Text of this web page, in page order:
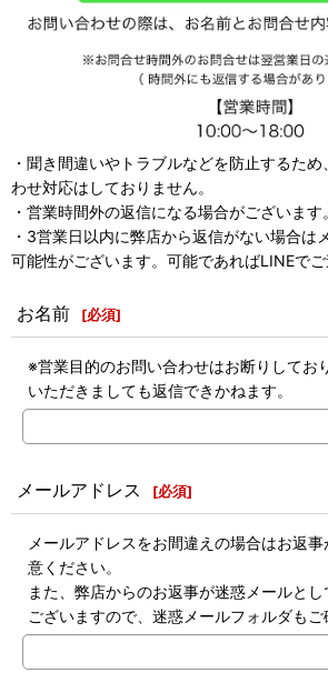
・聞き間違いやトラブルなどを防止するた
わせ対応はしておりません。
・営業時間外の返信になる場合がございます。
・3営業日以内に弊店から返信がない場合は
可能性がございます。可能であればLINEでご
お名前 [必須]
※営業目的のお問い合わせはお断りしてお
いただきましても返信できかねます。
メールアドレス [必須]
メールアドレスをお間違えの場合はお返
意ください。
また、弊店からのお返事が迷惑メールと
ございますので、迷惑メールフォルダもご